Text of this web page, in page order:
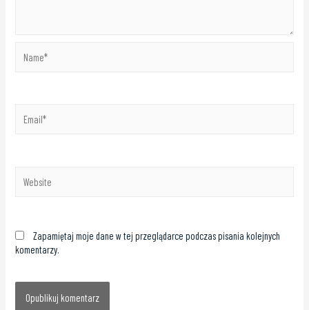
Zapamiętaj moje dane w tej przeglądarce podczas pisania kolejnych
komentarzy.